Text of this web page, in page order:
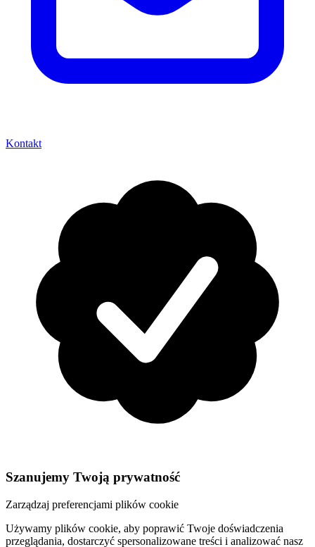
Kontakt
Szanujemy Twoją prywatność
Zarządzaj preferencjami plików cookie
Używamy plików cookie, aby poprawić Twoje doświadczenia
przeglądania, dostarczyć spersonalizowane treści i analizować nasz